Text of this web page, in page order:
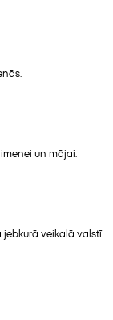
un mājai.
veikalā valstī.